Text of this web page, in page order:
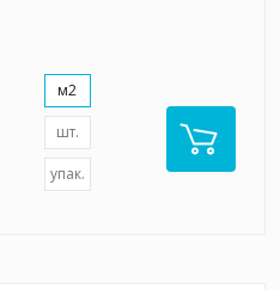
м2
шт.
упак.